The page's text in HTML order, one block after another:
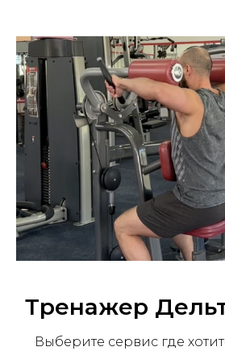
Тренажер
Выберите сервис где